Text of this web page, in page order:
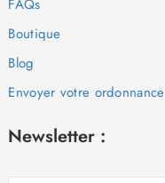
FAQs
Boutique
Blog
Envoyer votre ordonnance
Newsletter :